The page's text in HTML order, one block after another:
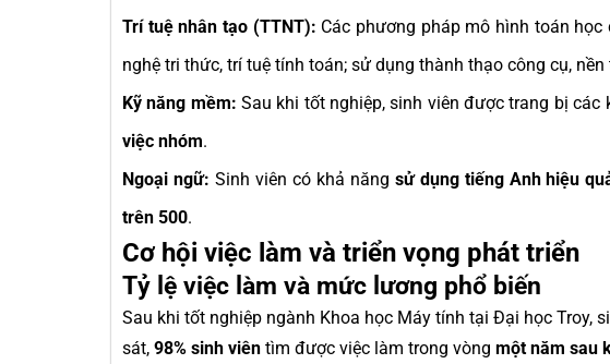
Trí tuệ nhân tạo (TTNT): Các phương pháp mô hình toán
nghệ tri thức, trí tuệ tính toán; sử dụng thành thạo công cụ,
Kỹ năng mềm: Sau khi tốt nghiệp, sinh viên được trang bị
việc nhóm.
Ngoại ngữ: Sinh viên có khả năng sử dụng tiếng Anh hiệu
trên 500.
Cơ hội việc làm và triển vọng phát triển
Tỷ lệ việc làm và mức lương phổ biến
Sau khi tốt nghiệp ngành Khoa học Máy tính tại Đại học Troy,
sát, 98% sinh viên tìm được việc làm trong vòng một năm sau